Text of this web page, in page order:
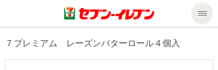
商品のご案内
７プレミアム レーズンバターロール４個入